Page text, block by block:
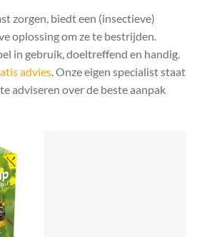
zorgen, biedt een (insectieve)
oplossing om ze te bestrijden.
in gebruik, doeltreffend en handig.
advies. Onze eigen specialist staat
adviseren over de beste aanpak